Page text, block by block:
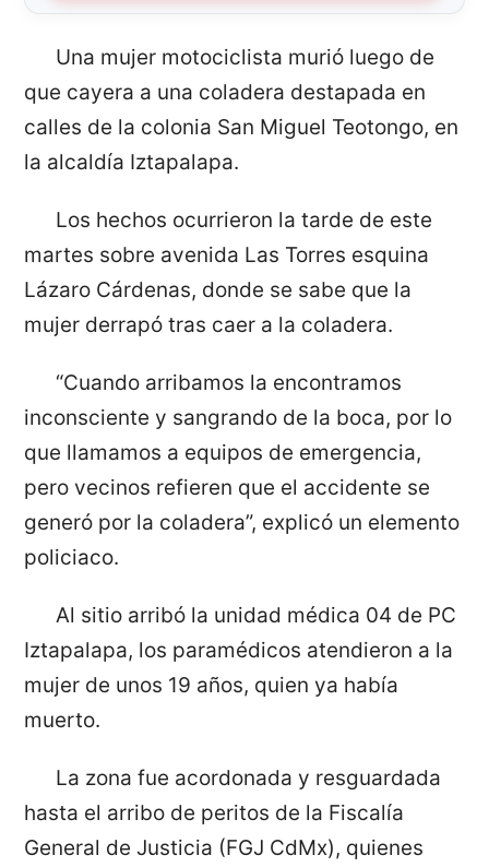
Una mujer motociclista murió luego de
que cayera a una coladera destapada en
calles de la colonia San Miguel Teotongo, en
la alcaldía Iztapalapa.
Los hechos ocurrieron la tarde de este
martes sobre avenida Las Torres esquina
Lázaro Cárdenas, donde se sabe que la
mujer derrapó tras caer a la coladera.
“Cuando arribamos la encontramos
inconsciente y sangrando de la boca, por lo
que llamamos a equipos de emergencia,
pero vecinos refieren que el accidente se
generó por la coladera”, explicó un elemento
policiaco.
Al sitio arribó la unidad médica 04 de PC
Iztapalapa, los paramédicos atendieron a la
mujer de unos 19 años, quien ya había
muerto.
La zona fue acordonada y resguardada
hasta el arribo de peritos de la Fiscalía
General de Justicia (FGJ CdMx), quienes